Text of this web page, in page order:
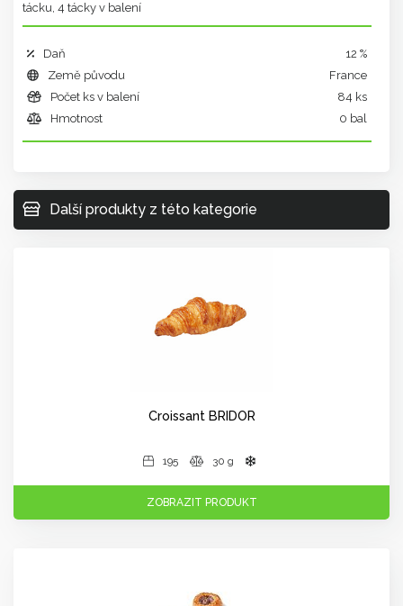
tácku, 4 tácky v balení
Daň
12 %
Země původu
France
Počet ks v balení
84 ks
Hmotnost
0 bal
Další produkty z této kategorie
Croissant BRIDOR
195 30 g
ZOBRAZIT PRODUKT